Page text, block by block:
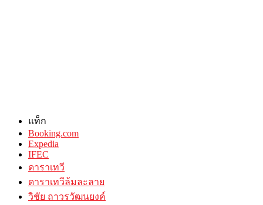
แท็ก
Booking.com
Expedia
IFEC
ดาราเทวี
ดาราเทวีล้มละลาย
วิชัย ถาวรวัฒนยงค์